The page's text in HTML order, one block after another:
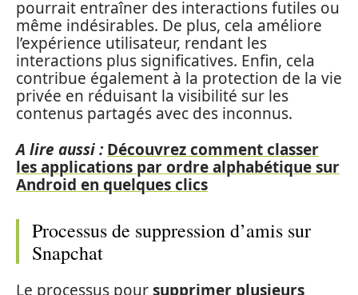
pourrait entraîner des interactions futiles ou
même indésirables. De plus, cela améliore
l’expérience utilisateur, rendant les
interactions plus significatives. Enfin, cela
contribue également à la protection de la vie
privée en réduisant la visibilité sur les
contenus partagés avec des inconnus.
A lire aussi : Découvrez comment classer
les applications par ordre alphabétique sur
Android en quelques clics
Processus de suppression d’amis sur
Snapchat
Le processus poursupprimer plusieurs